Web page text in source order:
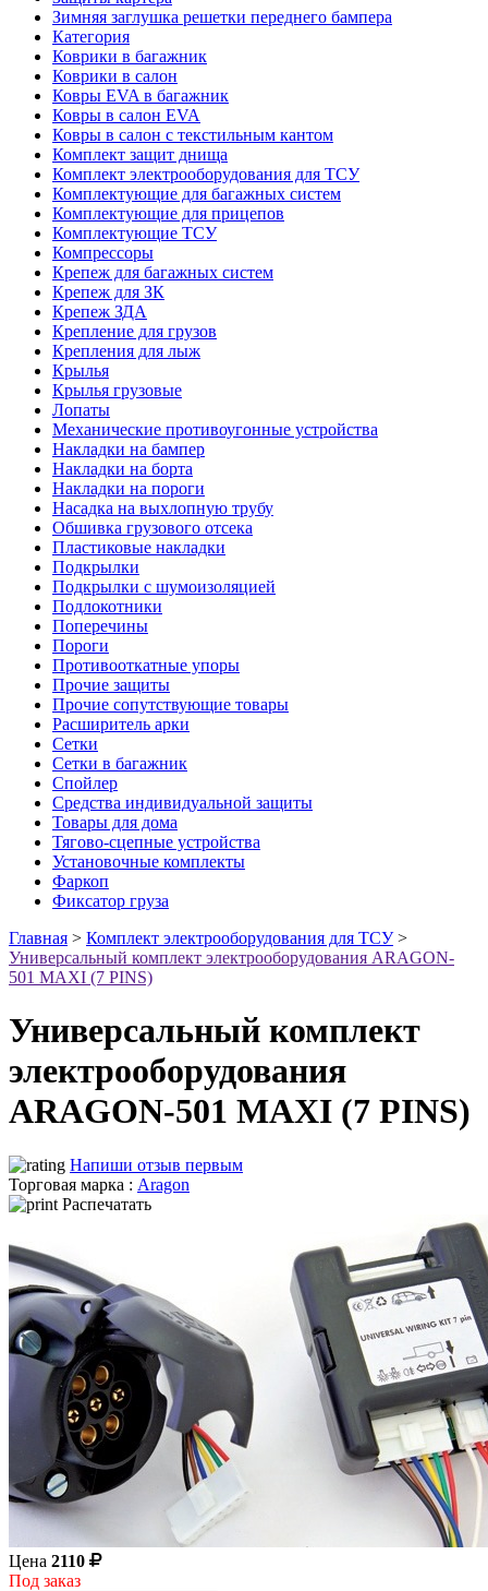
Зимняя заглушка решетки переднего бампера
Категория
Коврики в багажник
Коврики в салон
Ковры EVA в багажник
Ковры в салон EVA
Ковры в салон с текстильным кантом
Комплект защит днища
Комплект электрооборудования для ТСУ
Комплектующие для багажных систем
Комплектующие для прицепов
Комплектующие ТСУ
Компрессоры
Крепеж для багажных систем
Крепеж для ЗК
Крепеж ЗДА
Крепление для грузов
Крепления для лыж
Крылья
Крылья грузовые
Лопаты
Механические противоугонные устройства
Накладки на бампер
Накладки на борта
Накладки на пороги
Насадка на выхлопную трубу
Обшивка грузового отсека
Пластиковые накладки
Подкрылки
Подкрылки с шумоизоляцией
Подлокотники
Поперечины
Пороги
Противооткатные упоры
Прочие защиты
Прочие сопутствующие товары
Расширитель арки
Сетки
Сетки в багажник
Спойлер
Средства индивидуальной защиты
Товары для дома
Тягово-сцепные устройства
Установочные комплекты
Фаркоп
Фиксатор груза
Главная > Комплект электрооборудования для ТСУ>
Универсальный комплект электрооборудования ARAGON-
501 MAXI (7 PINS)
Универсальный комплект
электрооборудования
ARAGON-501 MAXI (7 PINS)
Напиши отзыв первым
Торговая марка : Aragon
Распечатать
Цена 2110
Под заказ